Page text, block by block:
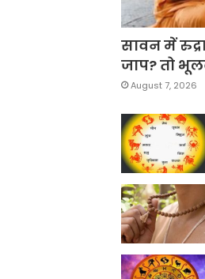
सावन में
जाप? तो
August 7, 2026